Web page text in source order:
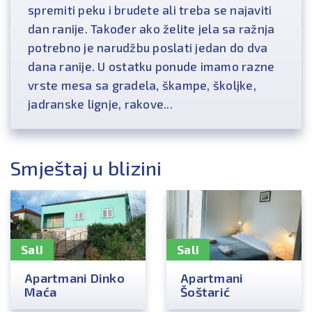
spremiti peku i brudete ali treba se najaviti
dan ranije. Također ako želite jela sa ražnja
potrebno je narudžbu poslati jedan do dva
dana ranije. U ostatku ponude imamo razne
vrste mesa sa gradela, škampe, školjke,
jadranske lignje, rakove...
Smještaj u blizini
Sali
Apartmani Dinko
Maća
Sali
Apartmani
Šoštarić